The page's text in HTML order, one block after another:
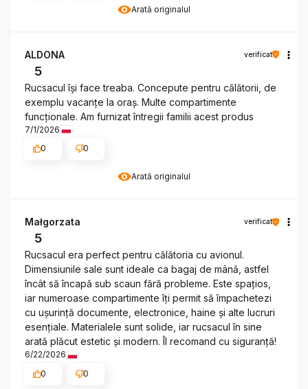
Arată originalul
Arată originalul
ALDONA verificat
5
Rucsacul își face treaba. Concepute pentru călătorii, de
exemplu vacanțe la oraș. Multe compartimente
funcționale. Am furnizat întregii familii acest produs
7/1/2026
0
0
Małgorzata verificat
5
Rucsacul era perfect pentru călătoria cu avionul.
Dimensiunile sale sunt ideale ca bagaj de mână, astfel
încât să încapă sub scaun fără probleme. Este spațios,
iar numeroase compartimente îți permit să împachetezi
cu ușurință documente, electronice, haine și alte lucruri
esențiale. Materialele sunt solide, iar rucsacul în sine
arată plăcut estetic și modern. Îl recomand cu siguranță!
6/22/2026
0
0